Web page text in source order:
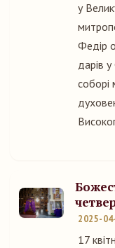
у
Федір
дарів
соборі
2025-
17